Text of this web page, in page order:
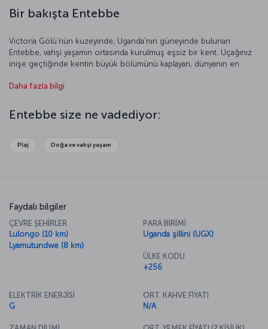
Bir bakışta Entebbe
Victoria Gölü’nün kuzeyinde, Uganda’nın güneyinde bulunan
Entebbe, vahşi yaşamın ortasında kurulmuş eşsiz bir kent. Uçağınız
inişe geçtiğinde kentin büyük bölümünü kaplayan, dünyanın en
ortasında olduğunuzu düşünebilirsiniz.
Daha fazla bilgi
Entebbe size ne vadediyor:
Plaj Doğa ve vahşi yaşam
Faydalı bilgiler
ÇEVRE ŞEHİRLER
Lulongo (10 km)
Lyamutundwe (8 km)
PARA BİRİMİ
Uganda şillini (UGX)
ÜLKE KODU
+256
ELEKTRİK ENERJİSİ
G
ORT. KAHVE FİYATI
N/A